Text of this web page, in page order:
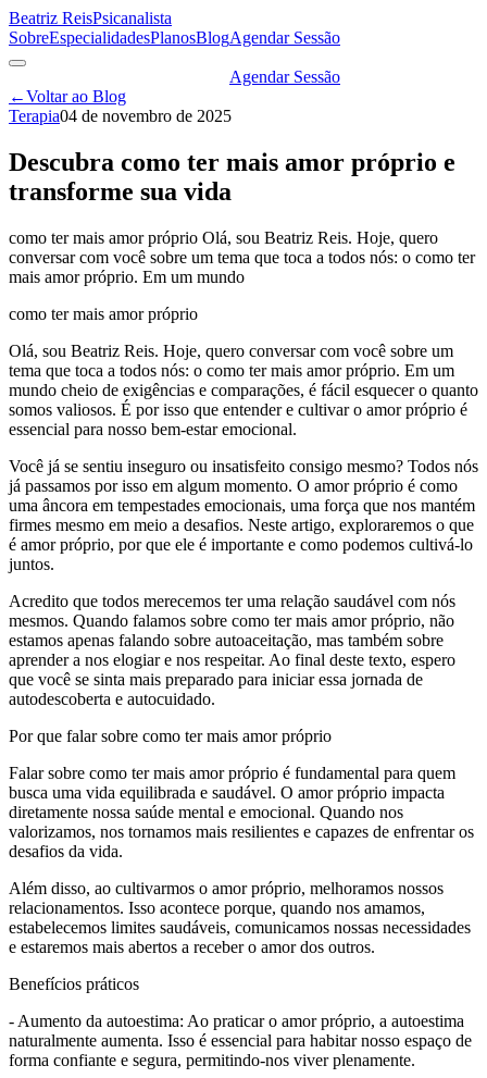
Beatriz ReisPsicanalista
SobreEspecialidadesPlanosBlogAgendar Sessão
Agendar Sessão
←Voltar ao Blog
Terapia04 de novembro de 2025
Descubra como ter mais amor próprio e
transforme sua vida
como ter mais amor próprio Olá, sou Beatriz Reis. Hoje, quero
conversar com você sobre um tema que toca a todos nós: o como ter
mais amor próprio. Em um mundo
como ter mais amor próprio
Olá, sou Beatriz Reis. Hoje, quero conversar com você sobre um
tema que toca a todos nós: o como ter mais amor próprio. Em um
mundo cheio de exigências e comparações, é fácil esquecer o quanto
somos valiosos. É por isso que entender e cultivar o amor próprio é
essencial para nosso bem-estar emocional.
Você já se sentiu inseguro ou insatisfeito consigo mesmo? Todos nós
já passamos por isso em algum momento. O amor próprio é como
uma âncora em tempestades emocionais, uma força que nos mantém
firmes mesmo em meio a desafios. Neste artigo, exploraremos o que
é amor próprio, por que ele é importante e como podemos cultivá-lo
juntos.
Acredito que todos merecemos ter uma relação saudável com nós
mesmos. Quando falamos sobre como ter mais amor próprio, não
estamos apenas falando sobre autoaceitação, mas também sobre
aprender a nos elogiar e nos respeitar. Ao final deste texto, espero
que você se sinta mais preparado para iniciar essa jornada de
autodescoberta e autocuidado.
Por que falar sobre como ter mais amor próprio
Falar sobre como ter mais amor próprio é fundamental para quem
busca uma vida equilibrada e saudável. O amor próprio impacta
diretamente nossa saúde mental e emocional. Quando nos
valorizamos, nos tornamos mais resilientes e capazes de enfrentar os
desafios da vida.
Além disso, ao cultivarmos o amor próprio, melhoramos nossos
relacionamentos. Isso acontece porque, quando nos amamos,
estabelecemos limites saudáveis, comunicamos nossas necessidades
e estaremos mais abertos a receber o amor dos outros.
Benefícios práticos
- Aumento da autoestima: Ao praticar o amor próprio, a autoestima
naturalmente aumenta. Isso é essencial para habitar nosso espaço de
forma confiante e segura, permitindo-nos viver plenamente.